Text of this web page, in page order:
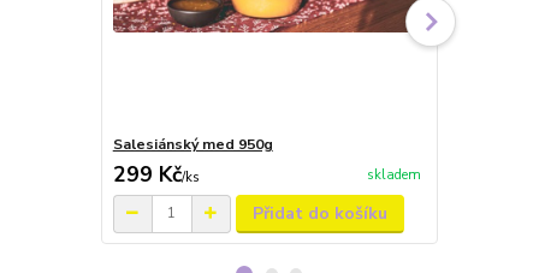
Salesiánský med 950g
299 Kč/ks skladem
Přidat do košíku